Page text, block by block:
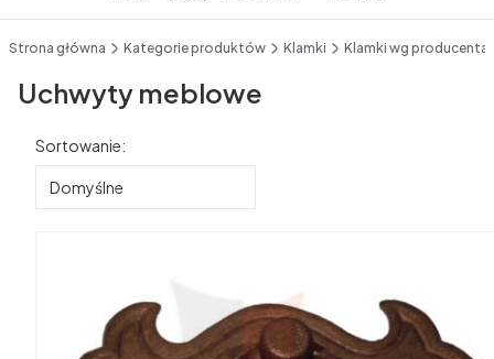
Strona główna Kategorie produktów Klamki Klamki wg producenta
Uchwyty meblowe
Lista produktów
Sortowanie:
Domyślne